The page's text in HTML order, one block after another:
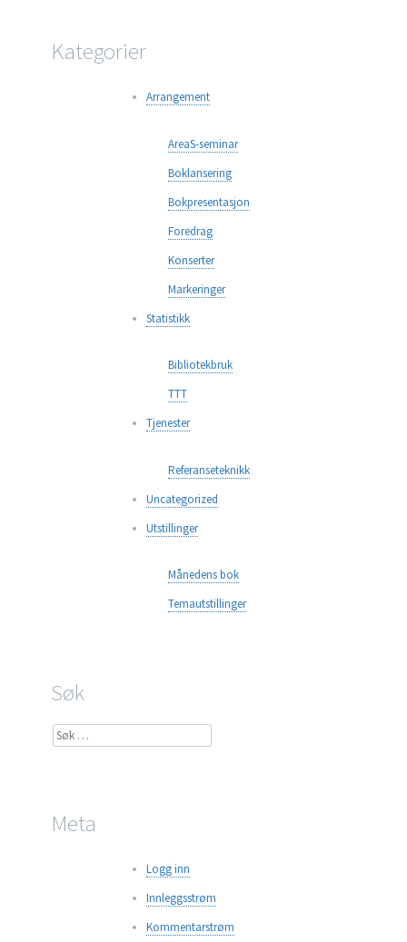
Kategorier
Arrangement
AreaS-seminar
Boklansering
Bokpresentasjon
Foredrag
Konserter
Markeringer
Statistikk
Bibliotekbruk
TTT
Tjenester
Referanseteknikk
Uncategorized
Utstillinger
Månedens bok
Temautstillinger
Søk
Søk
Meta
Logg inn
Innleggsstrøm
Kommentarstrøm